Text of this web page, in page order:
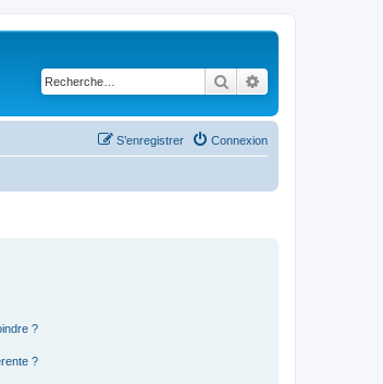
Rechercher
Connexion
S’enregistrer
?
?